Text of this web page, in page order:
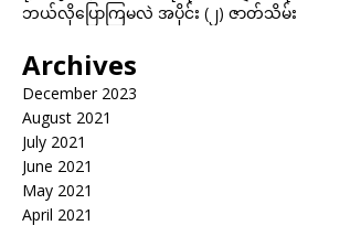
ဘယ်လိုပြောကြမလဲ အပိုင်း (၂) ဇာတ်သိမ်း
Archives
December 2023
August 2021
July 2021
June 2021
May 2021
April 2021